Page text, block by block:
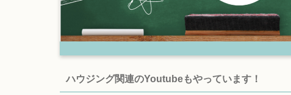
ハウジング関連のYoutubeもやっています！